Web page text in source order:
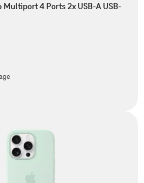
Multiport 4 Ports 2x USB-A USB-